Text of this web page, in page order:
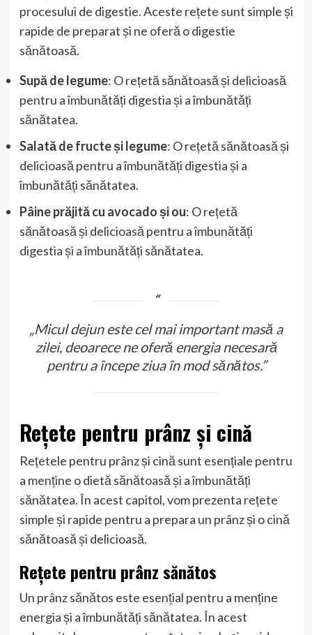
procesului de digestie. Aceste rețete sunt simple și
rapide de preparat și ne oferă o digestie
sănătoasă.
Supă de legume: O rețetă sănătoasă și delicioasă
pentru a îmbunătăți digestia și a îmbunătăți
sănătatea.
Salată de fructe și legume: O rețetă sănătoasă și
delicioasă pentru a îmbunătăți digestia și a
îmbunătăți sănătatea.
Pâine prăjită cu avocado și ou: O rețetă
sănătoasă și delicioasă pentru a îmbunătăți
digestia și a îmbunătăți sănătatea.
„Micul dejun este cel mai important masă a
zilei, deoarece ne oferă energia necesară
pentru a începe ziua în mod sănătos.”
Rețete pentru prânz și cină
Rețetele pentru prânz și cină sunt esențiale pentru
a menține o dietă sănătoasă și a îmbunătăți
sănătatea. În acest capitol, vom prezenta rețete
simple și rapide pentru a prepara un prânz și o cină
sănătoasă și delicioasă.
Rețete pentru prânz sănătos
Un prânz sănătos este esențial pentru a menține
energia și a îmbunătăți sănătatea. În acest